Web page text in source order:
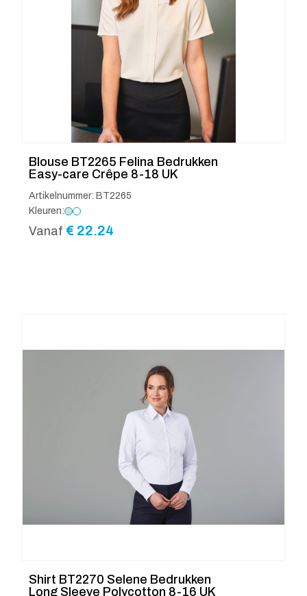
Blouse BT2265 Felina Bedrukken
Easy-care Crêpe 8-18 UK
Artikelnummer: BT2265
Kleuren:
Vanaf € 22.24
Shirt BT2270 Selene Bedrukken
Long Sleeve Polycotton 8-16 UK